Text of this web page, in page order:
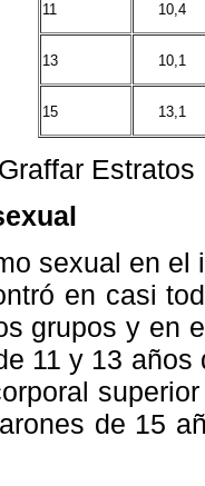
11 10,4
13 10,1
15 13,1
sexual en el
en casi
grupos y en
11 y 13
de 15